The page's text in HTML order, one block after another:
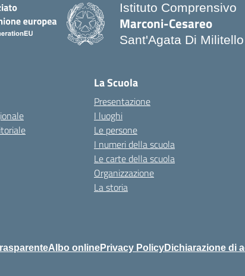
Istituto Comprensivo
Marconi-Cesareo
Sant'Agata Di
La Scuola
Presentazione
I luoghi
Le persone
I numeri della scuola
Le carte della scuola
Organizzazione
La storia
Albo onlinePrivacy PolicyDichiarazione di